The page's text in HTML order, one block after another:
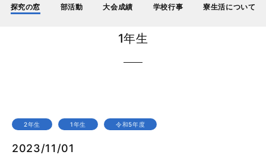
探究の窓 部活動 大会成績 学校行事 寮生活について
1年生
2年生 1年生 令和5年度
2023/11/01